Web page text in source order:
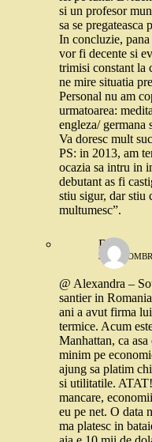
si un profesor
sa se pregateasca
In concluzie,
vor fi decente si
trimisi constant la
ne mire situatia
Personal nu am
urmatoarea:
engleza/
Va doresc mult
PS: in 2013, am
ocazia sa intru in
debutant as fi
stiu sigur, dar stiu
multumesc”.
Dojo
30
@ Alexandra –
santier in
ani a avut firma
termice. Acum
Manhattan, ca
minim pe
ajung sa platim
si utilitatile.
mancare,
eu pe net. O data
ma platesc in